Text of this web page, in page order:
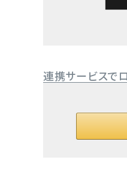
連携サービスで